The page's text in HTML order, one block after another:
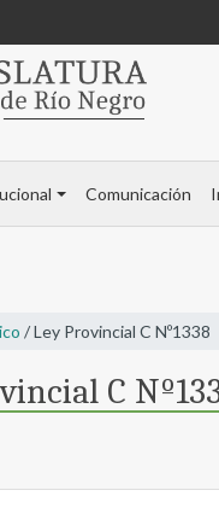
Comunicación
/ Ley Provincial C Nº1338
C